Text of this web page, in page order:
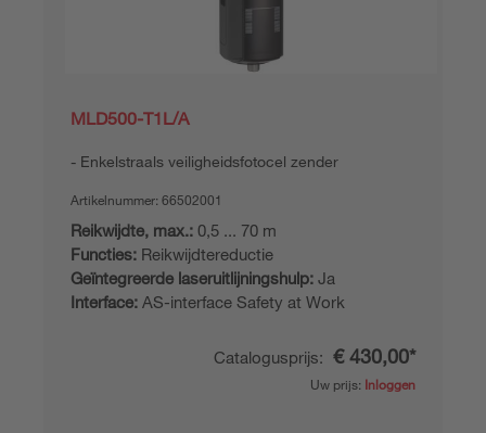
MLD500-T1L/A
Enkelstraals veiligheidsfotocel zender
Artikelnummer: 66502001
Reikwijdte, max.: 0,5 ... 70 m
Functies: Reikwijdtereductie
Geïntegreerde laseruitlijningshulp: Ja
Interface: AS-interface Safety at Work
Catalogusprijs: € 430,00*
Uw prijs: Inloggen